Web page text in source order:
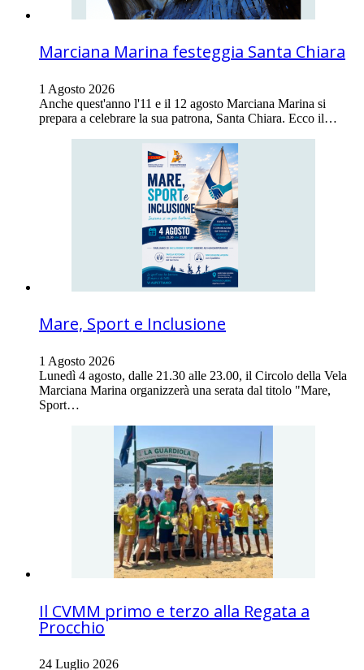
Marciana Marina festeggia Santa Chiara
1 Agosto 2026
Anche quest'anno l'11 e il 12 agosto Marciana Marina si
prepara a celebrare la sua patrona, Santa Chiara. Ecco il…
Mare, Sport e Inclusione
1 Agosto 2026
Lunedì 4 agosto, dalle 21.30 alle 23.00, il Circolo della Vela
Marciana Marina organizzerà una serata dal titolo "Mare,
Sport…
Il CVMM primo e terzo alla Regata a
Procchio
24 Luglio 2026